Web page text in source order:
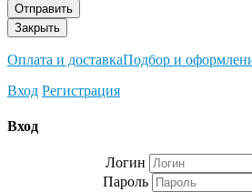
Отправить
Закрыть
Оплата и доставкаПодбор и
Вход Регистрация
Вход
Логин
Пароль